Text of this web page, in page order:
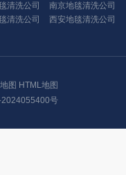
清洗公司
南京地毯清洗公司
清洗公司 西安地毯清洗公司
图 HTML地图
2024055400号